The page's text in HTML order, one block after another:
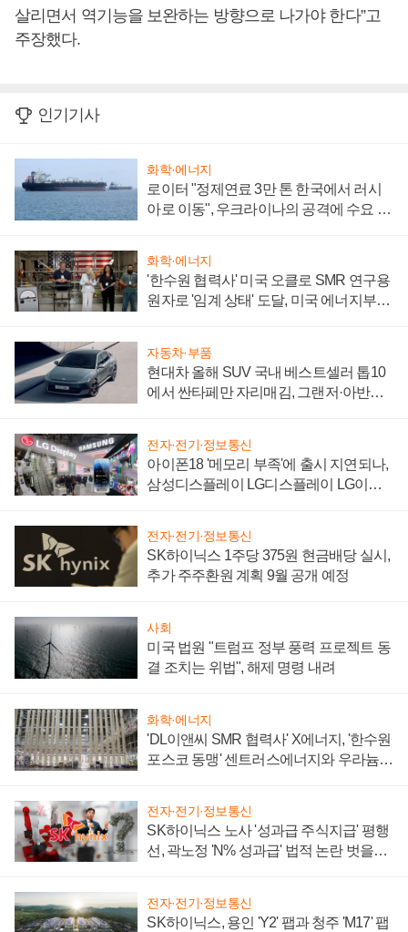
살리면서 역기능을 보완하는 방향으로 나가야 한다”고
주장했다.
인기기사
화학·에너지
로이터 "정제연료 3만 톤 한국에서 러시
아로 이동", 우크라이나의 공격에 수요 늘
화학·에너지
'한수원 협력사' 미국 오클로 SMR 연구용
원자로 '임계 상태' 도달, 미국 에너지부
자동차·부품
현대차 올해 SUV 국내 베스트셀러 톱10
에서 싼타페만 자리매김, 그랜저·아반떼
전자·전기·정보통신
아이폰18 '메모리 부족'에 출시 지연되나,
삼성디스플레이 LG디스플레이 LG이노
전자·전기·정보통신
SK하이닉스 1주당 375원 현금배당 실시,
추가 주주환원 계획 9월 공개 예정
사회
미국 법원 "트럼프 정부 풍력 프로젝트 동
결 조치는 위법", 해제 명령 내려
화학·에너지
'DL이앤씨 SMR 협력사' X에너지, '한수원
포스코 동맹' 센트러스에너지와 우라늄
전자·전기·정보통신
SK하이닉스 노사 '성과급 주식지급' 평행
선, 곽노정 'N% 성과급' 법적 논란 벗을지
전자·전기·정보통신
SK하이닉스, 용인 'Y2' 팹과 청주 'M17' 팹